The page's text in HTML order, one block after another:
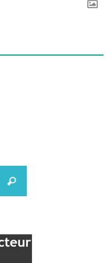
Recherche